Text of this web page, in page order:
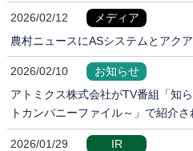
2026/02/12
メディア
農村ニュースにASシステムとアク
2026/02/10
お知らせ
アトミクス株式会社がTV番組「知
トカンパニーファイル～」で紹介さ
2026/01/29
IR